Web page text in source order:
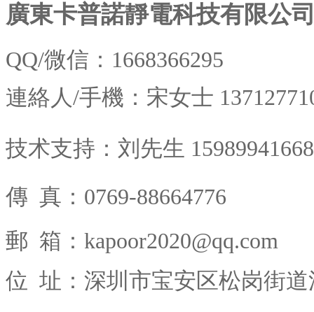
廣東卡普諾靜電科技有限公
QQ/微信：1668366295
連絡人/手機：宋女士
技术支持：刘先生 15989941668
傳 真 ：0769-88664776
郵 箱：kapoor2020@qq.com
位 址：深圳市宝安区松岗街道